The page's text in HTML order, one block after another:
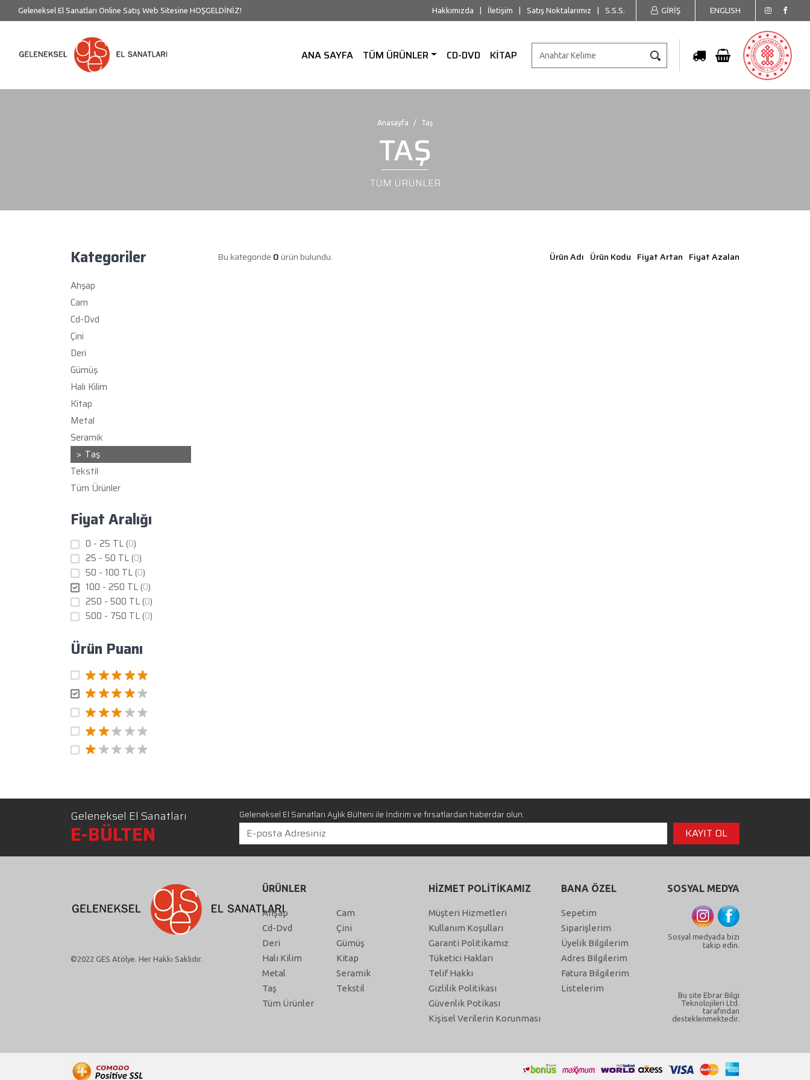
Geleneksel El Sanatları Online Satış Web Sitesine HOŞGELDİNİZ! ENGLISH
GİRİŞ
Hakkımızda İletişim Satış Noktalarımız S.S.S.
ANA SAYFA TÜM ÜRÜNLER CD-DVD KİTAP
Anasayfa Taş
TAŞ
TÜM ÜRÜNLER
Kategoriler
Ahşap
Cam
Cd-Dvd
Çini
Deri
Gümüş
Halı Kilim
Kitap
Metal
Seramik
Taş
Tekstil
Tüm Ürünler
Fiyat Aralığı
0 - 25 TL (0)
25 - 50 TL (0)
50 - 100 TL (0)
100 - 250 TL (0)
250 - 500 TL (0)
500 - 750 TL (0)
Ürün Puanı
Bu kategoride 0ürün bulundu. Ürün Adı Ürün Kodu Fiyat Artan Fiyat Azalan
Geleneksel El Sanatları
E-BÜLTEN
Geleneksel El Sanatları Aylık Bülteni ile İndirim ve fırsatlardan haberdar olun.
©2022 GES Atölye. Her Hakkı Saklıdır.
ÜRÜNLER
Ahşap
Cam
Cd-Dvd
Çini
Deri
Gümüş
Halı Kilim
Kitap
Metal
Seramik
Taş
Tekstil
Tüm Ürünler
HİZMET POLİTİKAMIZ
Müşteri Hizmetleri
Kullanım Koşulları
Garanti Politikamız
Tüketici Hakları
Telif Hakkı
Gizlilik Politikası
Güvenlik Potikası
Kişisel Verilerin Korunması
BANA ÖZEL
Sepetim
Siparişlerim
Üyelik Bilgilerim
Adres Bilgilerim
Fatura Bilgilerim
Listelerim
SOSYAL MEDYA
Sosyal medyada bizi
takip edin.
Bu site Ebrar Bilgi
Teknolojileri Ltd.
tarafından
desteklenmektedir.